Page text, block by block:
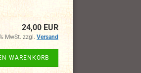
24,00 EUR
MwSt. zzgl. Versand
WARENKORB